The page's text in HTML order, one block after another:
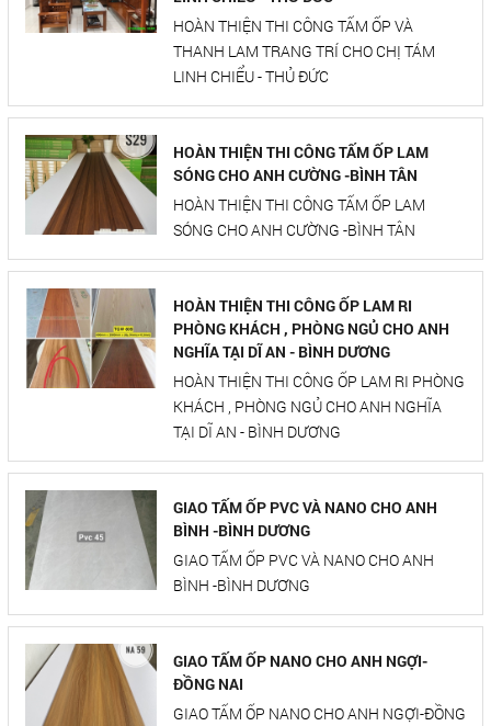
HOÀN THIỆN THI CÔNG TẤM ỐP VÀ
THANH LAM TRANG TRÍ CHO CHỊ TÁM
LINH CHIỂU - THỦ ĐỨC
HOÀN THIỆN THI CÔNG TẤM ỐP LAM
SÓNG CHO ANH CƯỜNG -BÌNH TÂN
HOÀN THIỆN THI CÔNG TẤM ỐP LAM
SÓNG CHO ANH CƯỜNG -BÌNH TÂN
HOÀN THIỆN THI CÔNG ỐP LAM RI
PHÒNG KHÁCH , PHÒNG NGỦ CHO ANH
NGHĨA TẠI DĨ AN - BÌNH DƯƠNG
HOÀN THIỆN THI CÔNG ỐP LAM RI PHÒNG
KHÁCH , PHÒNG NGỦ CHO ANH NGHĨA
TẠI DĨ AN - BÌNH DƯƠNG
GIAO TẤM ỐP PVC VÀ NANO CHO ANH
BÌNH -BÌNH DƯƠNG
GIAO TẤM ỐP PVC VÀ NANO CHO ANH
BÌNH -BÌNH DƯƠNG
GIAO TẤM ỐP NANO CHO ANH NGỢI-
ĐỒNG NAI
GIAO TẤM ỐP NANO CHO ANH NGỢI-ĐỒNG